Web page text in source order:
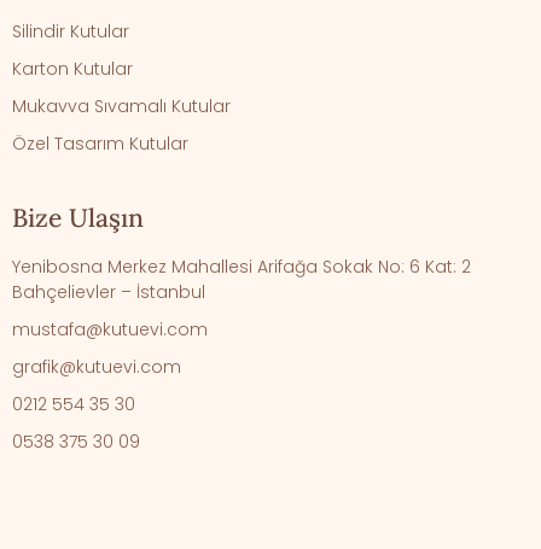
Silindir Kutular
Karton Kutular
Mukavva Sıvamalı Kutular
Özel Tasarım Kutular
Bize Ulaşın
Yenibosna Merkez Mahallesi Arifağa Sokak No: 6 Kat: 2
Bahçelievler – İstanbul
mustafa@kutuevi.com
grafik@kutuevi.com
0212 554 35 30
0538 375 30 09